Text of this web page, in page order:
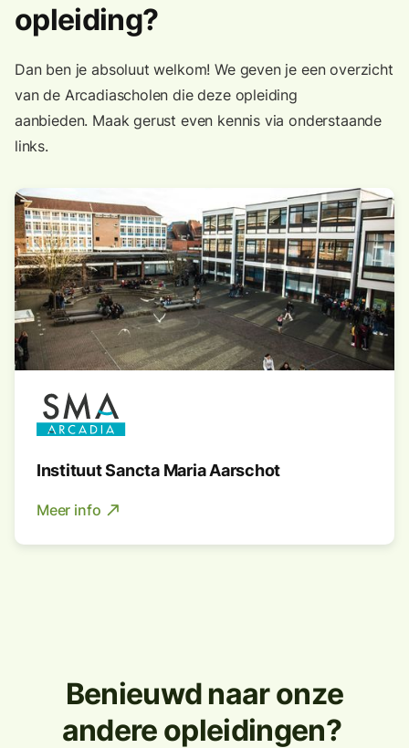
opleiding?
Dan ben je absoluut welkom! We geven je een overzicht
van de Arcadiascholen die deze opleiding
aanbieden. Maak gerust even kennis via onderstaande
links.
Instituut Sancta Maria Aarschot
Meer info north_east
Benieuwd naar onze
andere opleidingen?